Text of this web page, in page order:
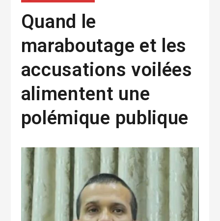
Quand le
maraboutage et les
accusations voilées
alimentent une
polémique publique